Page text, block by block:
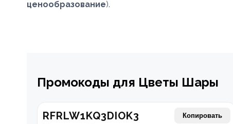
ценообразование).
Промокоды для Цветы Шары
RFRLW1KQ3DIOK3 Копировать